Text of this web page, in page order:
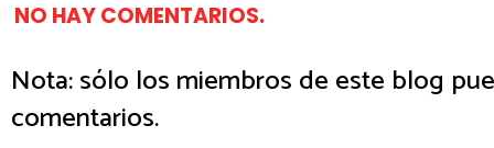
NO HAY COMENTARIOS.
Nota: sólo los miembros de este blog
comentarios.